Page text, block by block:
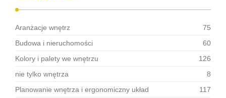
Aranżacje wnętrz
75
Budowa i nieruchomości
60
Kolory i palety we wnętrzu
126
nie tylko wnętrza
8
Planowanie wnętrza i ergonomiczny układ
117